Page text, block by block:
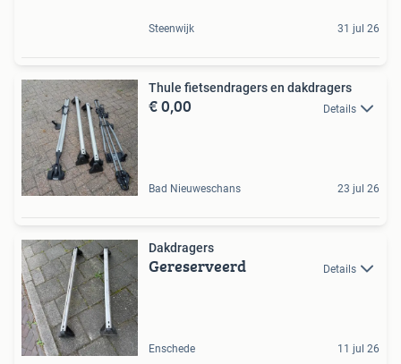
Steenwijk 31 jul 26
Thule fietsendragers en dakdragers
€ 0,00 Details
Bad Nieuweschans 23 jul 26
Dakdragers
Gereserveerd Details
Enschede 11 jul 26